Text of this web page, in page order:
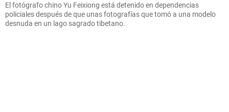
El fotógrafo chino Yu Feixiong está detenido en dependencias
policiales después de que unas fotografías que tomó a una modelo
desnuda en un lago sagrado tibetano.